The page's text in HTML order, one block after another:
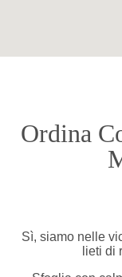
Ordina
Sì, siamo nelle
lieti di